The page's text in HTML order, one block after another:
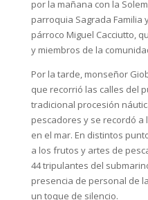
por la mañana con la
parroquia Sagrada Familia
párroco Miguel Cacciutto,
y miembros de la
Por la tarde, monseñor
que recorrió las calles del
tradicional procesión
pescadores y se recordó
en el mar. En distintos
a los frutos y artes de
44 tripulantes del
presencia de personal de
un toque de silencio.